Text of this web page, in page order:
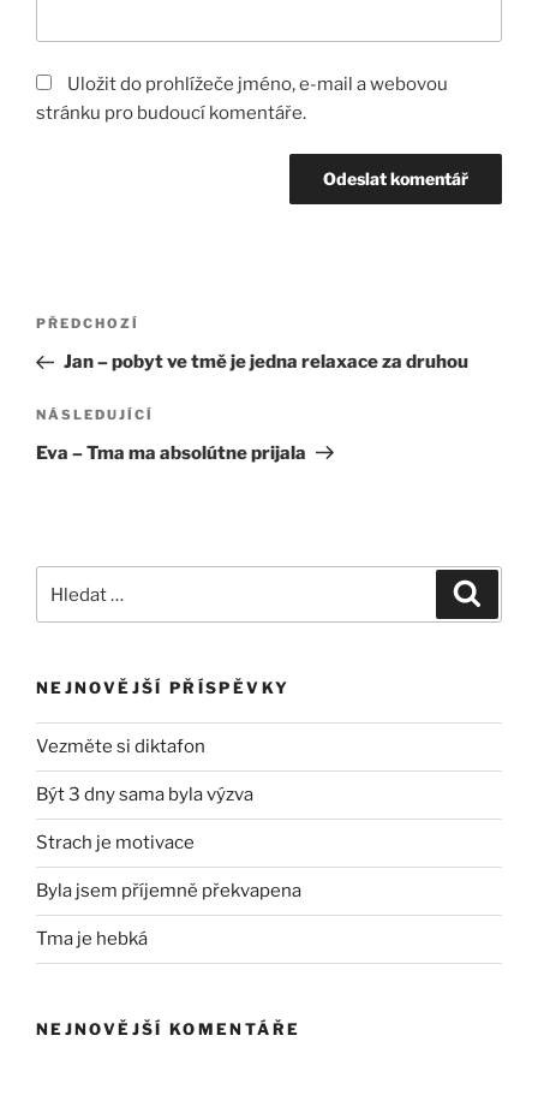
Uložit do prohlížeče jméno, e-mail a webovou
stránku pro budoucí komentáře.
Navigace
příspěvek
Předchozí
příspěvek
PŘEDCHOZÍ
Jan – pobyt ve tmě je jedna relaxace za druhou
Následující
příspěvek
NÁSLEDUJÍCÍ
Eva – Tma ma absolútne prijala
NEJNOVĚJŠÍ PŘÍSPĚVKY
Vezměte si diktafon
Být 3 dny sama byla výzva
Strach je motivace
Byla jsem příjemně překvapena
Tma je hebká
NEJNOVĚJŠÍ KOMENTÁŘE